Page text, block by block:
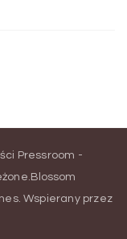
Pressroom -
Blossom
. Wspierany przez